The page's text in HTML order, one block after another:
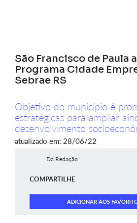
São Francisco de Paula
Programa Cidade
Sebrae RS
Objetivo do município é
estratégicas para ampliar
desenvolvimento
atualizado em: 28/06/22
Da Redação
COMPARTILHE
ADICIONAR AOS